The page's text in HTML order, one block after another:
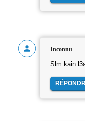
Inconnu
Slm kain